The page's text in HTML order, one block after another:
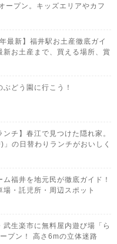
ープン。キッズエリアやカフ
最新】福井駅お土産徹底ガイ
新お土産まで、買える場所、賞
ぶどう園に行こう！
ンチ】春江で見つけた隠れ家。
」の日替わりランチがおいしく
ム福井を地元民が徹底ガイド！
・託児所・周辺スポット
武生楽市に無料屋内遊び場「ら
プン！ 高さ6mの立体迷路